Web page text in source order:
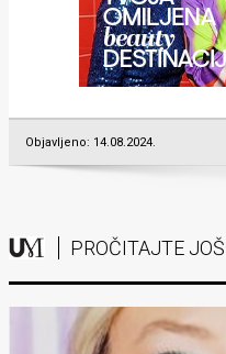
Objavljeno: 14.08.2024.
PROČITAJTE JOŠ